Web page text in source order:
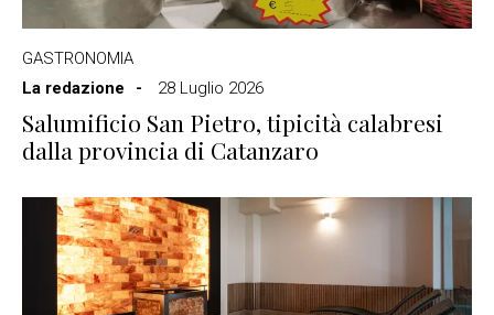
GASTRONOMIA
La redazione
28 Luglio 2026
Salumificio San Pietro, tipicità calabresi
dalla provincia di Catanzaro